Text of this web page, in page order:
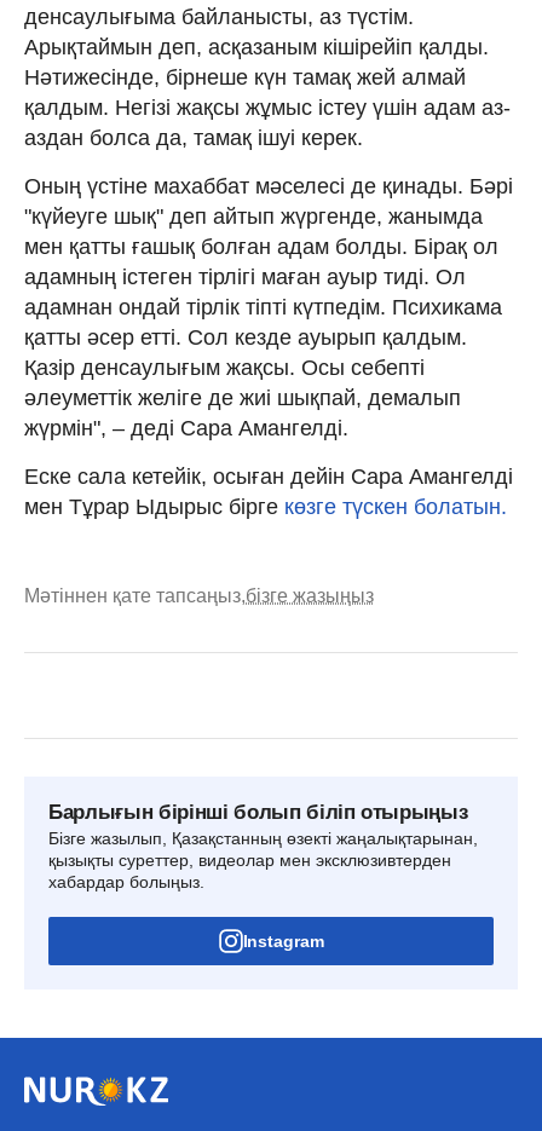
денсаулығыма байланысты, аз түстім.
Арықтаймын деп, асқазаным кішірейіп қалды.
Нәтижесінде, бірнеше күн тамақ жей алмай
қалдым. Негізі жақсы жұмыс істеу үшін адам аз-
аздан болса да, тамақ ішуі керек.
Оның үстіне махаббат мәселесі де қинады. Бәрі
"күйеуге шық" деп айтып жүргенде, жанымда
мен қатты ғашық болған адам болды. Бірақ ол
адамның істеген тірлігі маған ауыр тиді. Ол
адамнан ондай тірлік тіпті күтпедім. Психикама
қатты әсер етті. Сол кезде ауырып қалдым.
Қазір денсаулығым жақсы. Осы себепті
әлеуметтік желіге де жиі шықпай, демалып
жүрмін", – деді Сара Амангелді.
Еске сала кетейік, осыған дейін Сара Амангелді
мен Тұрар Ыдырыс бірге көзге түскен болатын.
Мәтіннен қате тапсаңыз,бізге жазыңыз
Барлығын бірінші болып біліп отырыңыз
Бізге жазылып, Қазақстанның өзекті жаңалықтарынан,
қызықты суреттер, видеолар мен эксклюзивтерден
хабардар болыңыз.
Instagram